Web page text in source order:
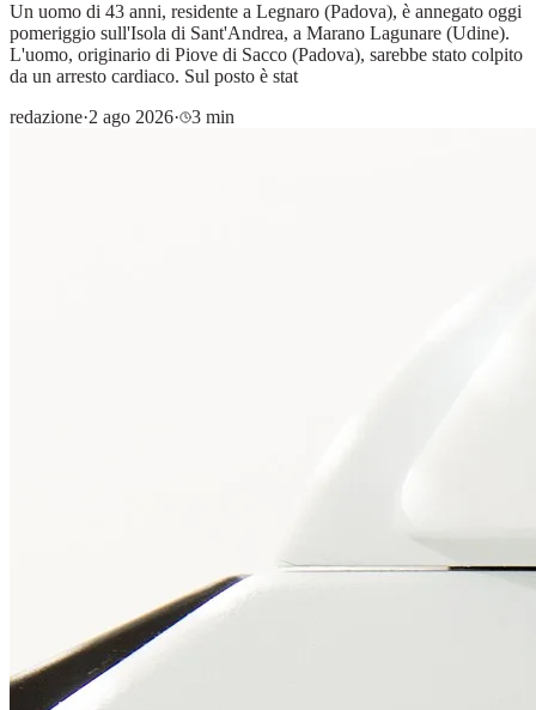
Un uomo di 43 anni, residente a Legnaro (Padova), è annegato oggi
pomeriggio sull'Isola di Sant'Andrea, a Marano Lagunare (Udine).
L'uomo, originario di Piove di Sacco (Padova), sarebbe stato colpito
da un arresto cardiaco. Sul posto è stat
redazione·2 ago 2026· 3 min